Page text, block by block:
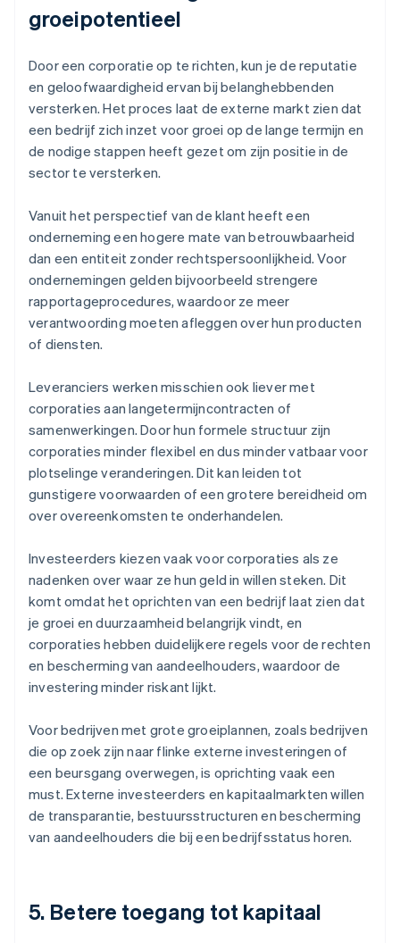
groeipotentieel
Door een corporatie op te richten, kun je de reputatie
en geloofwaardigheid ervan bij belanghebbenden
versterken. Het proces laat de externe markt zien dat
een bedrijf zich inzet voor groei op de lange termijn en
de nodige stappen heeft gezet om zijn positie in de
sector te versterken.
Vanuit het perspectief van de klant heeft een
onderneming een hogere mate van betrouwbaarheid
dan een entiteit zonder rechtspersoonlijkheid. Voor
ondernemingen gelden bijvoorbeeld strengere
rapportageprocedures, waardoor ze meer
verantwoording moeten afleggen over hun producten
of diensten.
Leveranciers werken misschien ook liever met
corporaties aan langetermijncontracten of
samenwerkingen. Door hun formele structuur zijn
corporaties minder flexibel en dus minder vatbaar voor
plotselinge veranderingen. Dit kan leiden tot
gunstigere voorwaarden of een grotere bereidheid om
over overeenkomsten te onderhandelen.
Investeerders kiezen vaak voor corporaties als ze
nadenken over waar ze hun geld in willen steken. Dit
komt omdat het oprichten van een bedrijf laat zien dat
je groei en duurzaamheid belangrijk vindt, en
corporaties hebben duidelijkere regels voor de rechten
en bescherming van aandeelhouders, waardoor de
investering minder riskant lijkt.
Voor bedrijven met grote groeiplannen, zoals bedrijven
die op zoek zijn naar flinke externe investeringen of
een beursgang overwegen, is oprichting vaak een
must. Externe investeerders en kapitaalmarkten willen
de transparantie, bestuursstructuren en bescherming
van aandeelhouders die bij een bedrijfsstatus horen.
5. Betere toegang tot kapitaal